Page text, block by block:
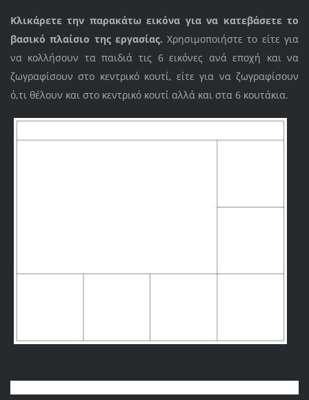
Κλικάρετε την παρακάτω εικόνα για να κατεβάσετε το
βασικό πλαίσιο της εργασίας. Χρησιμοποιήστε το είτε για
να κολλήσουν τα παιδιά τις 6 εικόνες ανά εποχή και να
ζωγραφίσουν στο κεντρικό κουτί, είτε για να ζωγραφίσουν
ό,τι θέλουν και στο κεντρικό κουτί αλλά και στα 6 κουτάκια.